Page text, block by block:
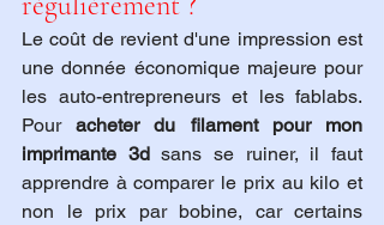
Le coût de revient d'une impression est
une donnée économique majeure pour
les auto-entrepreneurs et les fablabs.
Pour acheter du filament pour mon
imprimante 3d sans se ruiner, il faut
apprendre à comparer le prix au kilo et
non le prix par bobine, car certains